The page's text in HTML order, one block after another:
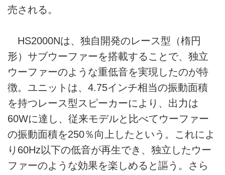
売される。
HS2000Nは、独自開発のレース型（楕円
形）サブウーファーを搭載することで、独立
ウーファーのような重低音を実現したのが特
徴。ユニットは、4.75インチ相当の振動面積
を持つレース型スピーカーにより、出力は
60Wに達し、従来モデルと比べてウーファー
の振動面積を250％向上したという。これによ
り60Hz以下の低音が再生でき、独立したウー
ファーのような効果を楽しめると謳う。さら